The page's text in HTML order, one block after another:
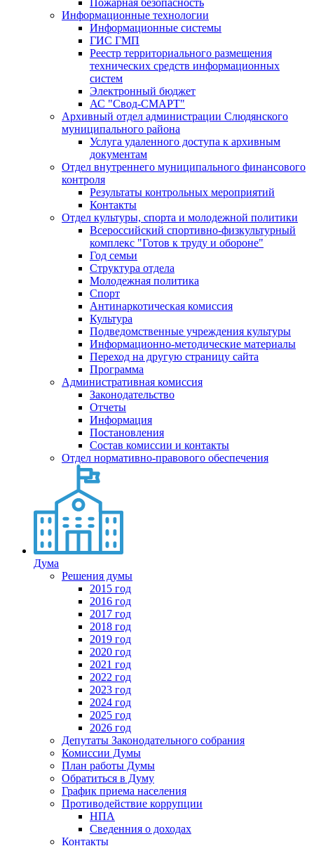
Пожарная безопасность
Информационные технологии
Информационные системы
ГИС ГМП
Реестр территориального размещения
технических средств информационных
систем
Электронный бюджет
АС "Свод-СМАРТ"
Архивный отдел администрации Слюдянского
муниципального района
Услуга удаленного доступа к архивным
документам
Отдел внутреннего муниципального финансового
контроля
Результаты контрольных мероприятий
Контакты
Отдел культуры, спорта и молодежной политики
Всероссийский спортивно-физкультурный
комплекс "Готов к труду и обороне"
Год семьи
Структура отдела
Молодежная политика
Спорт
Антинаркотическая комиссия
Культура
Подведомственные учреждения культуры
Информационно-методические материалы
Переход на другую страницу сайта
Программа
Административная комиссия
Законодательство
Отчеты
Информация
Постановления
Состав комиссии и контакты
Отдел нормативно-правового обеспечения
Дума
Решения думы
2015 год
2016 год
2017 год
2018 год
2019 год
2020 год
2021 год
2022 год
2023 год
2024 год
2025 год
2026 год
Депутаты Законодательного собрания
Комиссии Думы
План работы Думы
Обратиться в Думу
График приема населения
Противодействие коррупции
НПА
Сведенния о доходах
Контакты